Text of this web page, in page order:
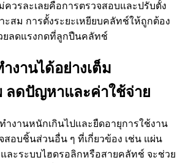
วรละเลยคือการตรวจสอบและปรับตั้ง
ะสม การตั้งระยะเหยียบคลัทช์ให้ถูกต้อง
ยลดแรงกดที่ลูกปืนคลัทช์
งานได้อย่างเต็ม
ลดปัญหาและค่าใช้จ่าย
ำงานหนักเกินไปและยืดอายุการใช้งาน
สอบชิ้นส่วนอื่น ๆ ที่เกี่ยวข้อง เช่น แผ่น
ละระบบไฮดรอลิกหรือสายคลัทช์ จะช่วย